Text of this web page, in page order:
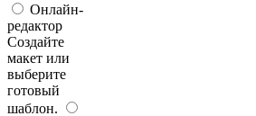
Онлайн-
редактор
Создайте
макет или
выберите
готовый
шаблон.